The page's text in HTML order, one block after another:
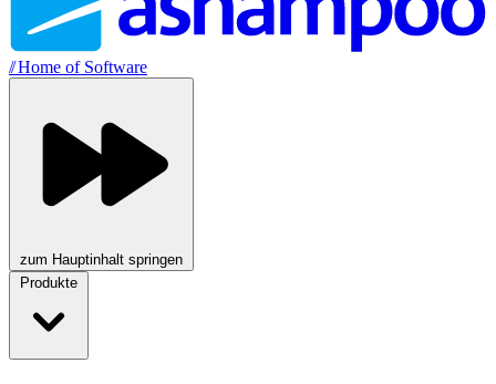
//Home of Software
zum Hauptinhalt springen
Produkte